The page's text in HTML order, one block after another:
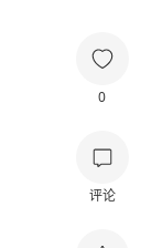
0
评论